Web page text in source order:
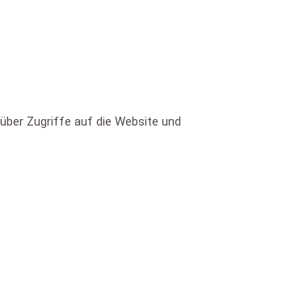
Zugriffe auf die Website und